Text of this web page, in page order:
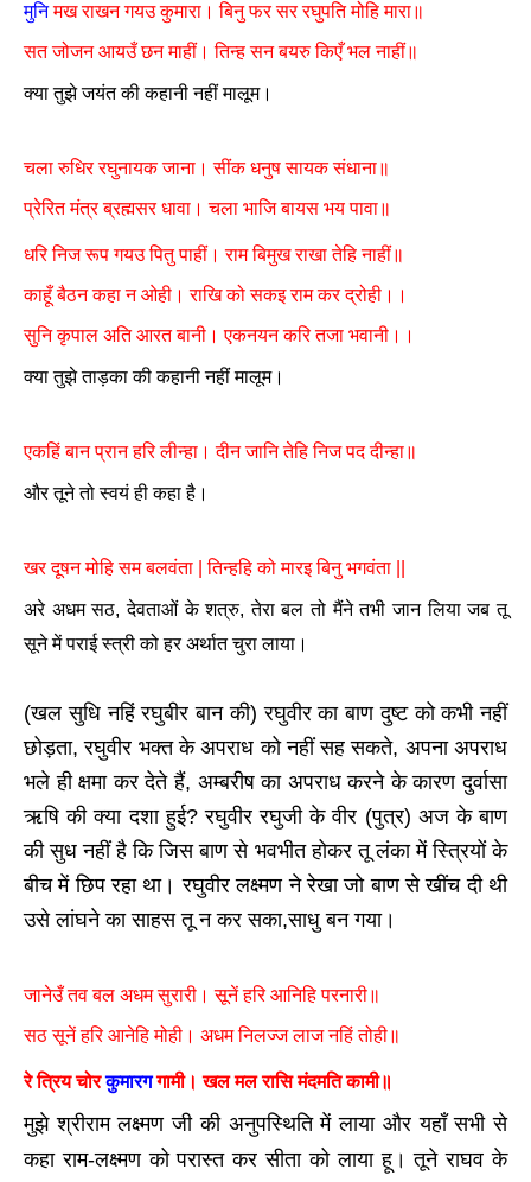
मुनिमख राखन गयउ कुमारा। बिनु फर सर रघुपति मोहि मारा॥
सत जोजन आयउँ छन माहीं। तिन्ह सन बयरु किएँ भल नाहीं॥
क्या तुझे जयंत की कहानी नहीं मालूम।
चला रुधिर रघुनायक जाना। सींक धनुष सायक संधाना॥
प्रेरित मंत्र ब्रह्मसर धावा। चला भाजि बायस भय पावा॥
धरि निज रूप गयउ पितु पाहीं। राम बिमुख राखा तेहि नाहीं॥
काहूँ बैठन कहा न ओही। राखि को सकइ राम कर द्रोही।।
सुनि कृपाल अति आरत बानी। एकनयन करि तजा भवानी।।
क्या तुझे ताड़का की कहानी नहीं मालूम।
एकहिं बान प्रान हरि लीन्हा। दीन जानि तेहि निज पद दीन्हा॥
और तूने तो स्वयं ही कहा है।
खर दूषन मोहि सम बलवंता | तिन्हहि को मारइ बिनु भगवंता ||
अरे अधम सठ, देवताओं के शत्रु, तेरा बल तो मैंने तभी जान लिया जब तू
सूने में पराई स्त्री को हर अर्थात चुरा लाया।
(खल सुधि नहिं रघुबीर बान की) रघुवीर का बाण दुष्ट को कभी नहीं
छोड़ता, रघुवीर भक्त के अपराध को नहीं सह सकते, अपना अपराध
भले ही क्षमा कर देते हैं, अम्बरीष का अपराध करने के कारण दुर्वासा
ऋषि की क्या दशा हुई? रघुवीर रघुजी के वीर (पुत्र) अज के बाण
की सुध नहीं है कि जिस बाण से भवभीत होकर तू लंका में स्त्रियों के
बीच में छिप रहा था। रघुवीर लक्ष्मण ने रेखा जो बाण से खींच दी थी
उसे लांघने का साहस तू न कर सका,साधु बन गया।
जानेउँ तव बल अधम सुरारी। सूनें हरि आनिहि परनारी॥
सठ सूनें हरि आनेहि मोही। अधम निलज्ज लाज नहिं तोही॥
रे त्रिय चोरकुमारगगामी। खल मल रासि मंदमति कामी॥
मुझे श्रीराम लक्ष्मण जी की अनुपस्थिति में लाया और यहाँ सभी से
कहा राम-लक्ष्मण को परास्त कर सीता को लाया हू। तूने राघव के